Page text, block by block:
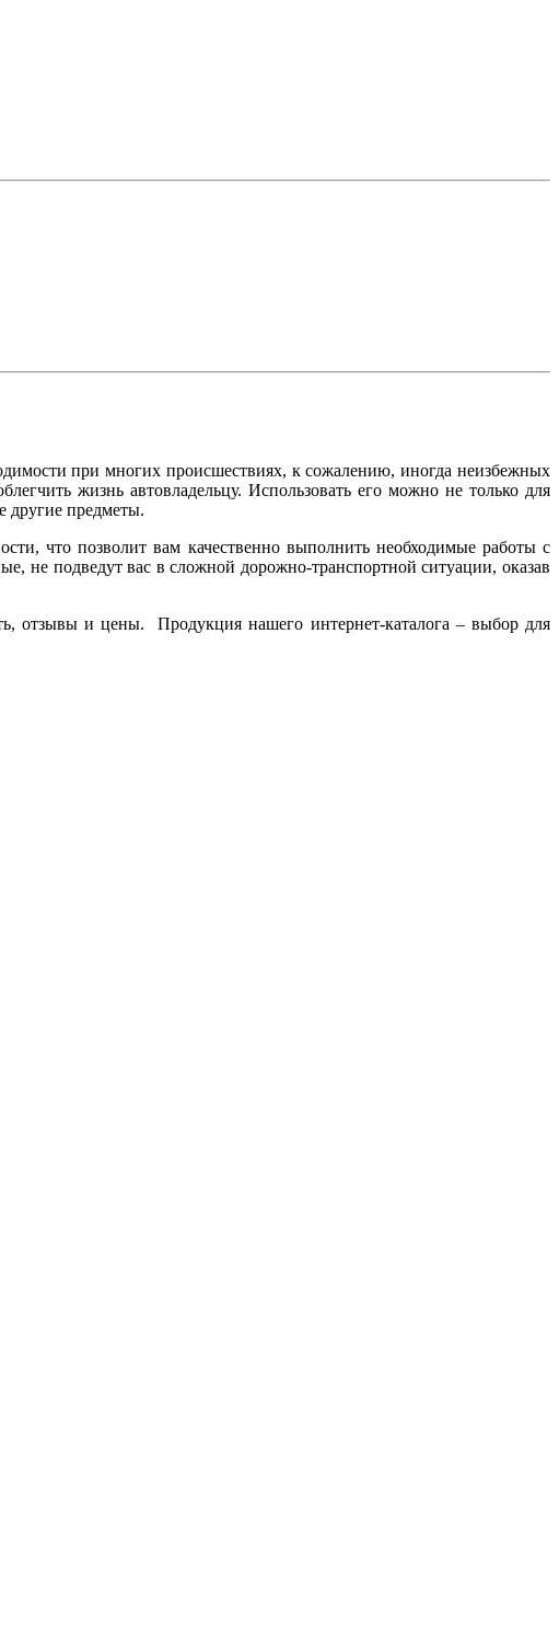
при многих происшествиях, к сожалению, иногда неизбежных
жизнь автовладельцу. Использовать его можно не только для
другие предметы.
что позволит вам качественно выполнить необходимые работы с
не подведут вас в сложной дорожно-транспортной ситуации, оказав
отзывы и цены. Продукция нашего интернет-каталога – выбор для